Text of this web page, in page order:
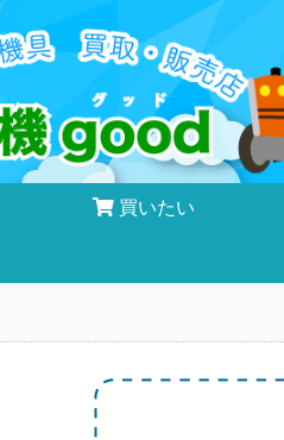
買いたい